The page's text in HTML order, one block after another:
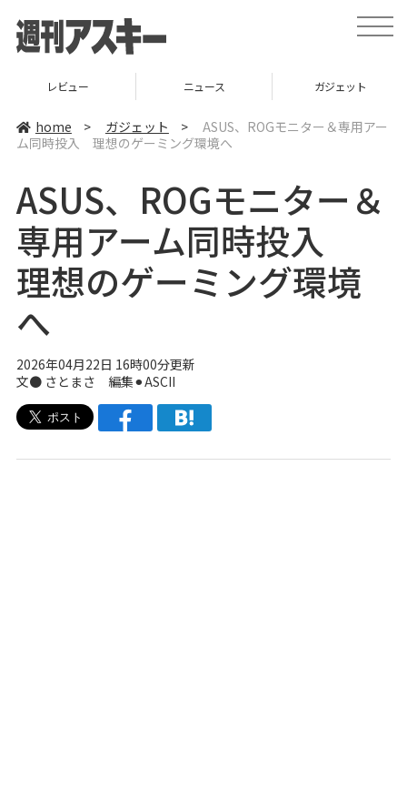
t
o
v
i
o
レビュー ニュース ガジェット
home > ガジェット >
ASUS、ROGモニター＆専用アー
ム同時投入 理想のゲーミング環境へ
ASUS、ROGモニター＆
専用アーム同時投入
理想のゲーミング環境
へ
2026年04月22日 16時00分更新
文● さとまさ 編集⚫︎ASCII